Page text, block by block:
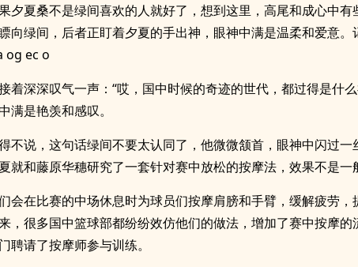
夕夏桑不是绿间喜欢的人就好了，想到这里，高尾和成心中有
向绿间，后者正盯着夕夏的手出神，眼神中满是温柔和爱意。
og ec o
着深深叹气一声：“哎，国中时候的奇迹的世代，都过得是什
满是艳羡和感叹。
不说，这句话绿间不要太认同了，他微微颔首，眼神中闪过一
就和藤原华穗研究了一套针对赛中放松的按摩法，效果不是一
会在比赛的中场休息时为球员们按摩肩膀和手臂，缓解疲劳，
，很多国中篮球部都纷纷效仿他们的做法，增加了赛中按摩的
聘请了按摩师参与训练。